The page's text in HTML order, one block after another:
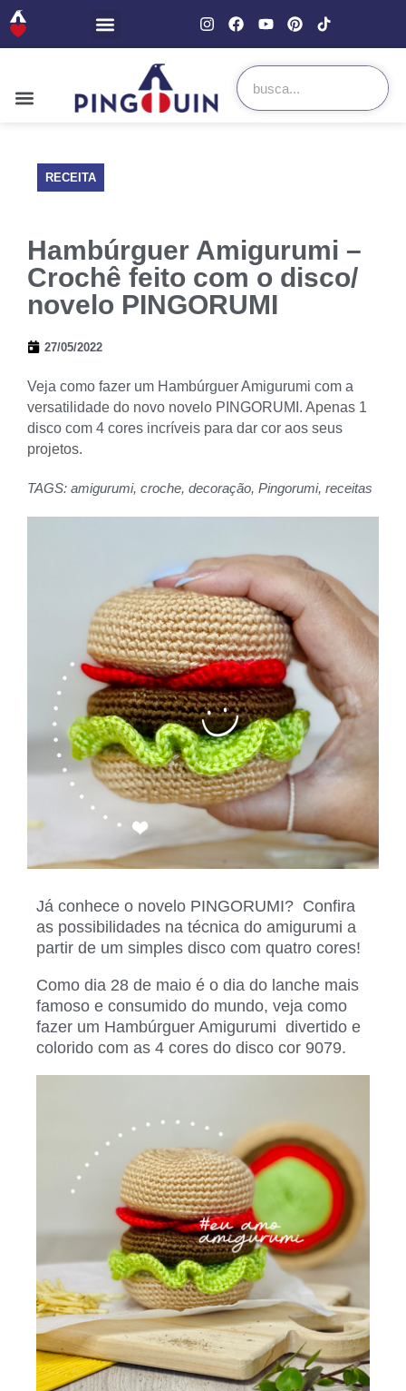
RECEITA
Hambúrguer Amigurumi –
Crochê feito com o disco/
novelo PINGORUMI
27/05/2022
Veja como fazer um Hambúrguer Amigurumi com a
versatilidade do novo novelo PINGORUMI. Apenas 1
disco com 4 cores incríveis para dar cor aos seus
projetos.
TAGS: amigurumi, croche, decoração, Pingorumi, receitas
Já conhece o novelo PINGORUMI? Confira
as possibilidades na técnica do amigurumi a
partir de um simples disco com quatro cores!
Como dia 28 de maio é o dia do lanche mais
famoso e consumido do mundo, veja como
fazer um Hambúrguer Amigurumi divertido e
colorido com as 4 cores do disco cor 9079.